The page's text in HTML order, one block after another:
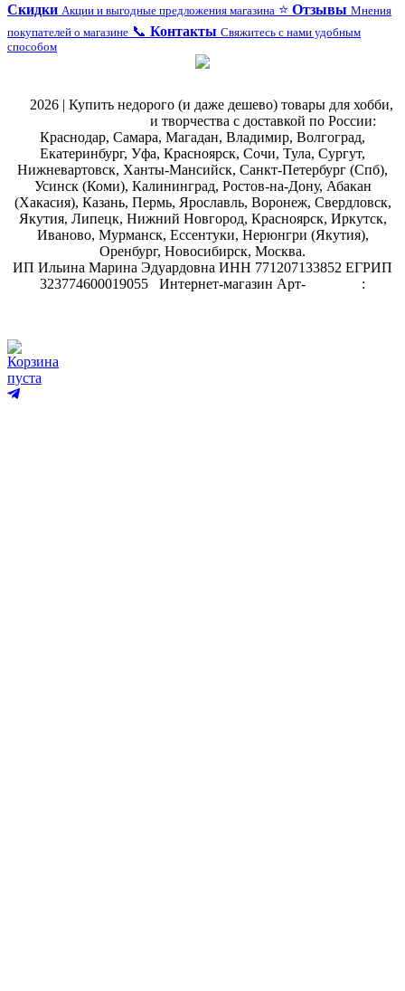
Скидки Акции и выгодные предложения магазина ⭐ Отзывы Мнения
покупателей о магазине 📞 Контакты Свяжитесь с нами удобным
способом
2026 | Купить недорого (и даже дешево) товары для хобби,
и творчества с доставкой по России:
Краснодар, Самара, Магадан, Владимир, Волгоград,
Екатеринбург, Уфа, Красноярск, Сочи, Тула, Сургут,
Нижневартовск, Ханты-Мансийск, Санкт-Петербург (Спб),
Усинск (Коми), Калининград, Ростов-на-Дону, Абакан
(Хакасия), Казань, Пермь, Ярославль, Воронеж, Свердловск,
Якутия, Липецк, Нижний Новгород, Красноярск, Иркутск,
Иваново, Мурманск, Ессентуки, Нерюнгри (Якутия),
Оренбург, Новосибирск, Москва.
ИП Ильина Марина Эдуардовна ИНН 771207133852 ЕГРИП
323774600019055
Интернет-магазин Арт-
:
Корзина
пуста